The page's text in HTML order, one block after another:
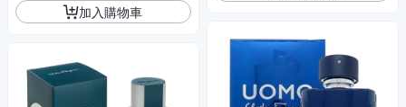
加入購物車